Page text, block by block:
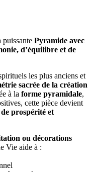
puissante Pyramide avec
d’équilibre et de
les plus anciens et
sacrée de la création
à la forme pyramidale,
cette pièce devient
prospérité et
ou décorations
Vie aide à :